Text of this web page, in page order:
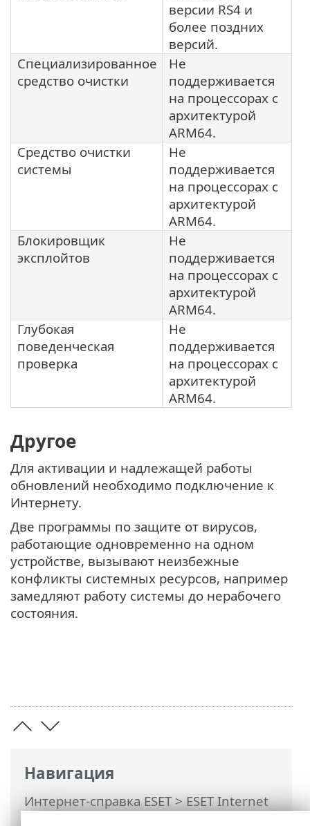
Навигация
Интернет-справка ESET>ESET Internet
версии RS4 и
более поздних
версий.
Специализированное
средство очистки
Не
поддерживается
на процессорах с
архитектурой
ARM64.
Средство очистки
системы
Не
поддерживается
на процессорах с
архитектурой
ARM64.
Блокировщик
эксплойтов
Не
поддерживается
на процессорах с
архитектурой
ARM64.
Глубокая
поведенческая
проверка
Не
поддерживается
на процессорах с
архитектурой
ARM64.
Другое
Для активации и надлежащей работы
обновлений необходимо подключение к
Интернету.
Две программы по защите от вирусов,
работающие одновременно на одном
устройстве, вызывают неизбежные
конфликты системных ресурсов, например
замедляют работу системы до нерабочего
состояния.